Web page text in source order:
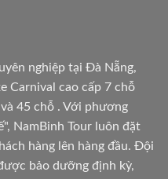
nghiệp tại Đà Nẵng,
Carnival cao cấp 7 chỗ
45 chỗ . Với phương
NamBinh Tour luôn đặt
hàng lên hàng đầu. Đội
bảo dưỡng định kỳ,